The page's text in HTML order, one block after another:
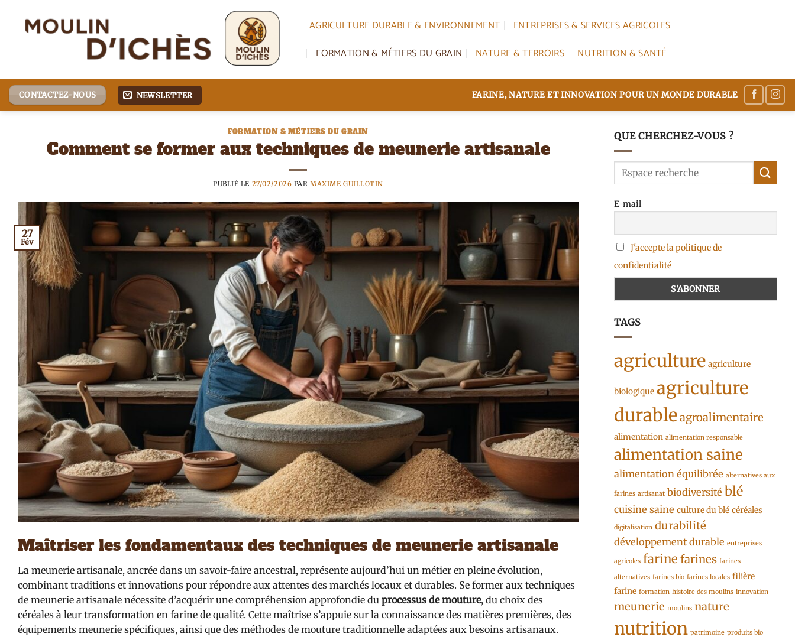
contenu
AGRICULTURE DURABLE & ENVIRONNEMENT
ENTREPRISES & SERVICES AGRICOLES
FORMATION & MÉTIERS DU GRAIN
NATURE & TERROIRS NUTRITION & SANTÉ
CONTACTEZ-NOUS NEWSLETTER FARINE, NATURE ET INNOVATION POUR UN MONDE DURABLE
FORMATION & MÉTIERS DU GRAIN
Comment se former aux techniques de meunerie artisanale
PUBLIÉ LE 27/02/2026 PARMAXIME GUILLOTIN
27
Fév
Maîtriser les fondamentaux des techniques de meunerie artisanale
La meunerie artisanale, ancrée dans un savoir-faire ancestral, représente aujourd’hui un métier en pleine évolution,
combinant traditions et innovations pour répondre aux attentes des marchés locaux et durables. Se former aux techniques
de meunerie artisanale nécessite d’acquérir une compréhension approfondie du processus de mouture, du choix des
céréales à leur transformation en farine de qualité. Cette maîtrise s’appuie sur la connaissance des matières premières, des
équipements meunerie spécifiques, ainsi que des méthodes de mouture traditionnelle adaptées aux besoins artisanaux.
QUE CHERCHEZ-VOUS ?
E-mail
J'accepte la politique de
confidentialité
TAGS
agriculture agriculture
biologique agriculture
durableagroalimentaire
alimentation alimentation responsable
alimentation saine
alimentation équilibrée alternatives aux
farines artisanat biodiversité blé
cuisine saine culture du blé céréales
digitalisation durabilité
développement durable entreprises
agricoles farine farines farines
alternatives farines bio farines locales filière
farine formation histoire des moulins innovation
meunerie moulins nature
nutrition patrimoine produits bio